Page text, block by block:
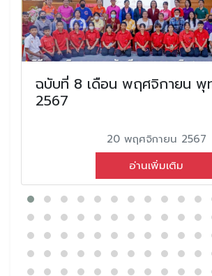
ฉบับที่ 8 เดือน พฤศจิกายน พุ
2567
20 พฤศจิกายน 2567
อ่านเพิ่มเติม